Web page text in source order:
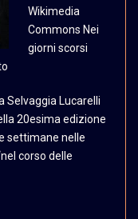
Wikimedia
Commons Nei
giorni scorsi
Selvaggia Lucarelli
20esima edizione
settimane nelle
corso delle